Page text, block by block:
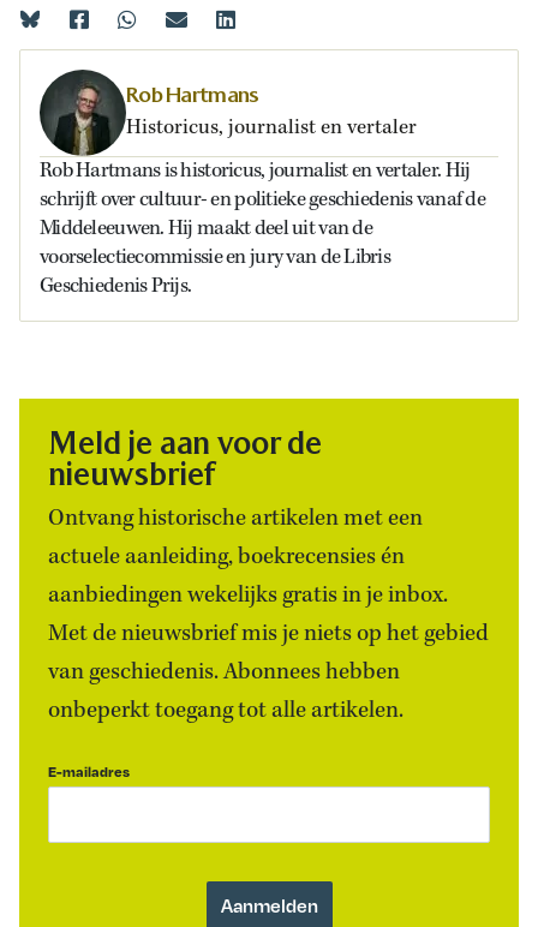
Rob Hartmans
Historicus, journalist en vertaler
Rob Hartmans is historicus, journalist en vertaler. Hij
schrijft over cultuur- en politieke geschiedenis vanaf de
Middeleeuwen. Hij maakt deel uit van de
voorselectiecommissie en jury van de Libris
Geschiedenis Prijs.
Meld je aan voor de
nieuwsbrief
Ontvang historische artikelen met een
actuele aanleiding, boekrecensies én
aanbiedingen wekelijks gratis in je inbox.
Met de nieuwsbrief mis je niets op het gebied
van geschiedenis. Abonnees hebben
onbeperkt toegang tot alle artikelen.
E-mailadres